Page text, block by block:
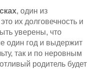
, один из
их долговечность и
уверены, что
один год и выдержит
так и по неровным
родитель будет